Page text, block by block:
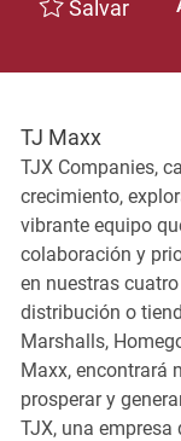
Salvar
TJ Maxx
TJX Companies,
crecimiento,
vibrante equipo
colaboración y
en nuestras
distribución o
Marshalls,
Maxx, encontrará
prosperar y
TJX, una